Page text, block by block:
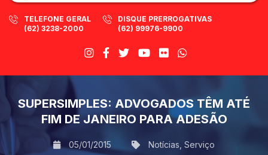
TELEFONE GERAL
(62) 3238-2000
DISQUE PRERROGATIVAS
(62) 99976-9900
SUPERSIMPLES: ADVOGADOS TÊM ATÉ
FIM DE JANEIRO PARA ADESÃO
05/01/2015 Notícias Serviço